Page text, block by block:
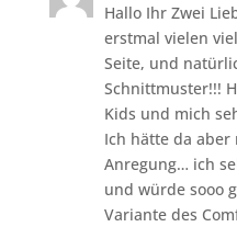
Hallo Ihr Zwei
erstmal vielen
Seite, und
Schnittmuster!!!
Kids und mich
Ich hätte da aber
Anregung… ich
und würde sooo
Variante des